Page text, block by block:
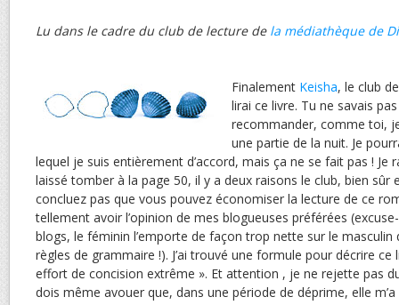
Lu dans le cadre du club de lecture de la médiathèque de
Finalement Keisha, le club
lirai ce livre. Tu ne savais
recommander, comme toi,
une partie de la nuit. Je
lequel je suis entièrement d’accord, mais ça ne se fait pas ! Je
laissé tomber à la page 50, il y a deux raisons le club, bien sûr
concluez pas que vous pouvez économiser la lecture de ce
tellement avoir l’opinion de mes blogueuses préférées
blogs, le féminin l’emporte de façon trop nette sur le masculin
règles de grammaire !). J’ai trouvé une formule pour décrire ce
effort de concision extrême ». Et attention , je ne rejette pas
dois même avouer que, dans une période de déprime, elle